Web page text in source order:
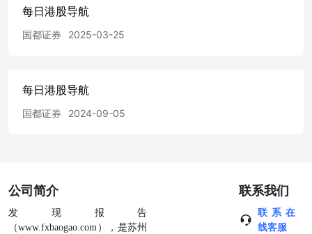
(01913)公布，截至6月底止中期盈利3.86亿元(欧罗．下
同)，按年增长0.62%，每股盈利0.151元，不派息。期内，
收益净额27.4亿元，按年上升7.51%。该集团表示，2025年
境下需保持警惕及灵敏，管理层始终坚持其策略，并坚定其
实现稳健、可持续及高于市场增长的宏伟目标。 星路科技
管理的领先企业。此次成功融资，是市场对星路科技业务模
式与增长潜力的高度认可，不仅标志着星路科技在
RWA(RealWorldAssets，现实世界资产)赛道的领先地位，亦
彰显复星财富控股正以「金融+科技」双轮驱动，全速推进
每日港股导航
国都证券 2025-03-25
每日港股导航
国都证券 2024-09-05
公司简介
发现报告
（www.fxbaogao.com），是苏州
联系我们
联系在
线客服